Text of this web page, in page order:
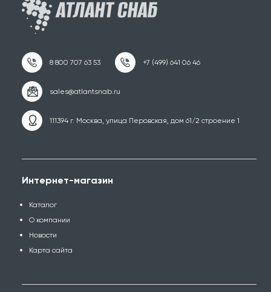
111394 г. Москва, улица Перовская, дом 61/2 строение 1
Интернет-магазин
Каталог
О компании
Новости
Карта сайта